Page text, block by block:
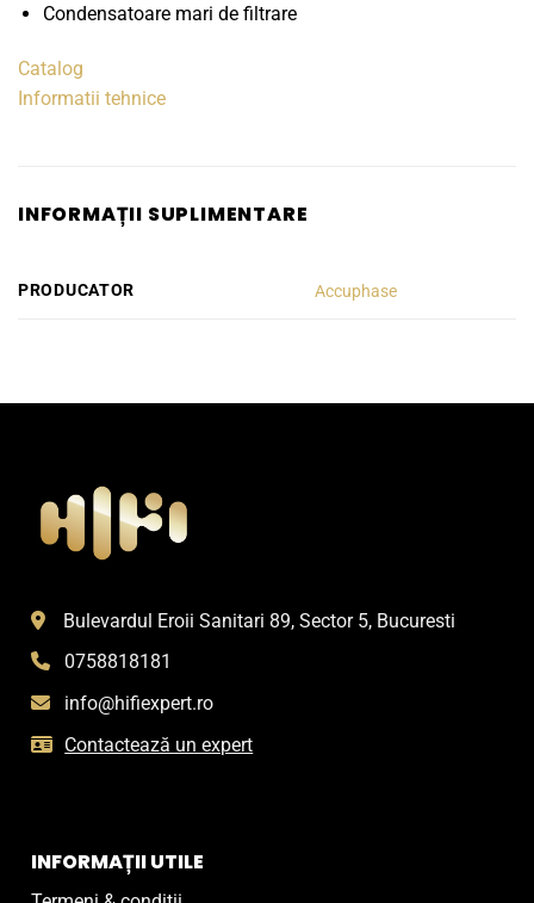
Condensatoare mari de filtrare
Catalog
Informatii tehnice
INFORMAȚII SUPLIMENTARE
PRODUCATOR Accuphase
Bulevardul Eroii Sanitari 89, Sector 5, Bucuresti
0758818181
info@hifiexpert.ro
Contactează un expert
INFORMAȚII UTILE